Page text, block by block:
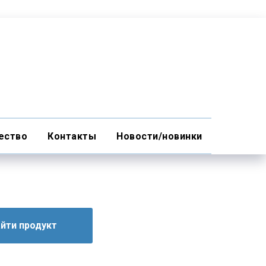
Контакты Новости/новинки
продукт